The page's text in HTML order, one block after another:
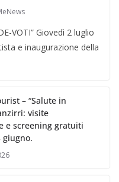
VOTI” Giovedì 2 luglio
e inaugurazione della
– “Salute in
visite
e screening gratuiti
giugno.